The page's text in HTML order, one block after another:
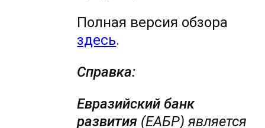
Полная версия обзора
здесь.
Справка:
Евразийский банк
развития (ЕАБР) является